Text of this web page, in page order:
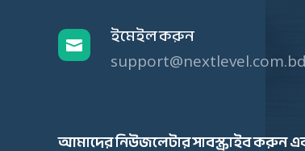
 ইমেইল করুন
support@nextlevel.com.bd
আমাদের নিউজলেটার সাবস্ক্রাইব করুন